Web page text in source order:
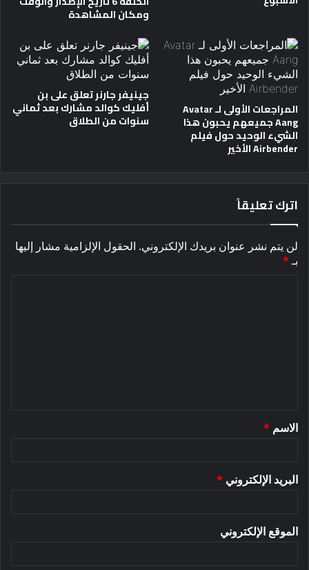
ومكان المشاهدة
المراجعات الأولى لـ Avatar
Aang جميعهم يحبون هذا
الشيء الوحيد حول فيلم
Airbender الأخير
جينيفر جارنر تعلق على بن
أفليك كوالد مشارك بعد ثماني
سنوات من الطلاق
اترك تعليقاً
لن يتم نشر عنوان بريدك الإلكتروني. الحقول الإلزامية مشار إليها
بـ*
*
الاسم *
البريد الإلكتروني *
الموقع الإلكتروني